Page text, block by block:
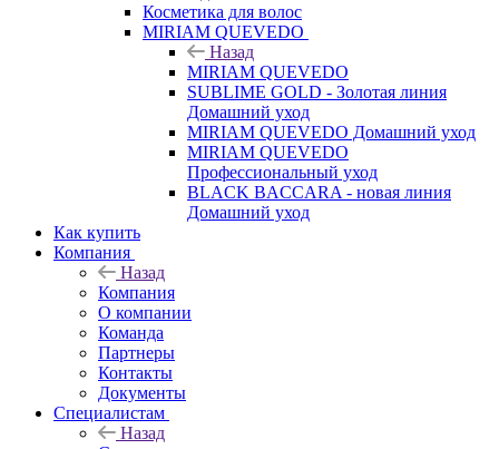
Косметика для волос
MIRIAM QUEVEDO
Назад
MIRIAM QUEVEDO
SUBLIME GOLD - Золотая линия
Домашний уход
MIRIAM QUEVEDO Домашний уход
MIRIAM QUEVEDO
Профессиональный уход
BLACK BACCARA - новая линия
Домашний уход
Как купить
Компания
Назад
Компания
О компании
Команда
Партнеры
Контакты
Документы
Специалистам
Назад